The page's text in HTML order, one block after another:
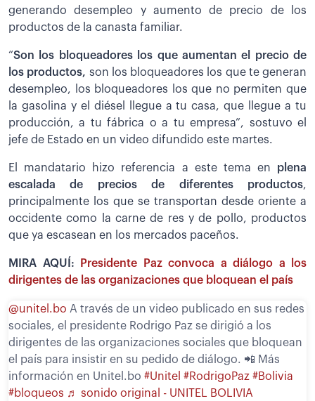
generando desempleo y aumento de precio de los
productos de la canasta familiar.
“Son los bloqueadores los que aumentan el precio de
los productos, son los bloqueadores los que te generan
desempleo, los bloqueadores los que no permiten que
la gasolina y el diésel llegue a tu casa, que llegue a tu
producción, a tu fábrica o a tu empresa”, sostuvo el
jefe de Estado en un video difundido este martes.
El mandatario hizo referencia a este tema en plena
escalada de precios de diferentes productos,
principalmente los que se transportan desde oriente a
occidente como la carne de res y de pollo, productos
que ya escasean en los mercados paceños.
MIRA AQUÍ:
Presidente Paz convoca a diálogo a los
dirigentes de las organizaciones que bloquean el país
@unitel.bo A través de un video publicado en sus redes
sociales, el presidente Rodrigo Paz se dirigió a los
dirigentes de las organizaciones sociales que bloquean
el país para insistir en su pedido de diálogo. 📲 Más
información en Unitel.bo #Unitel #RodrigoPaz #Bolivia
#bloqueos ♬ sonido original - UNITEL BOLIVIA